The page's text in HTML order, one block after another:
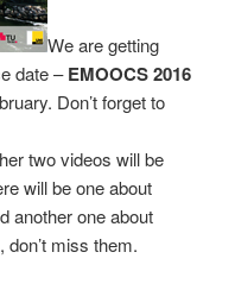
We are getting
date –EMOOCS 2016
Don’t forget to
two videos will be
will be one about
another one about
miss them.